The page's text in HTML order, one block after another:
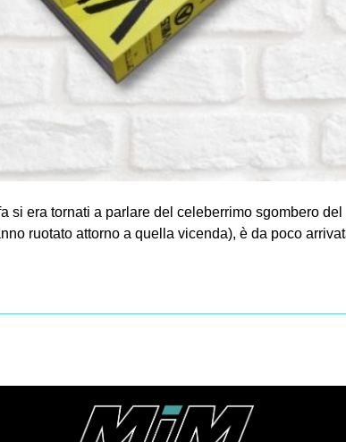
si era tornati a parlare del celeberrimo sgombero
ruotato attorno a quella vicenda), è da poco